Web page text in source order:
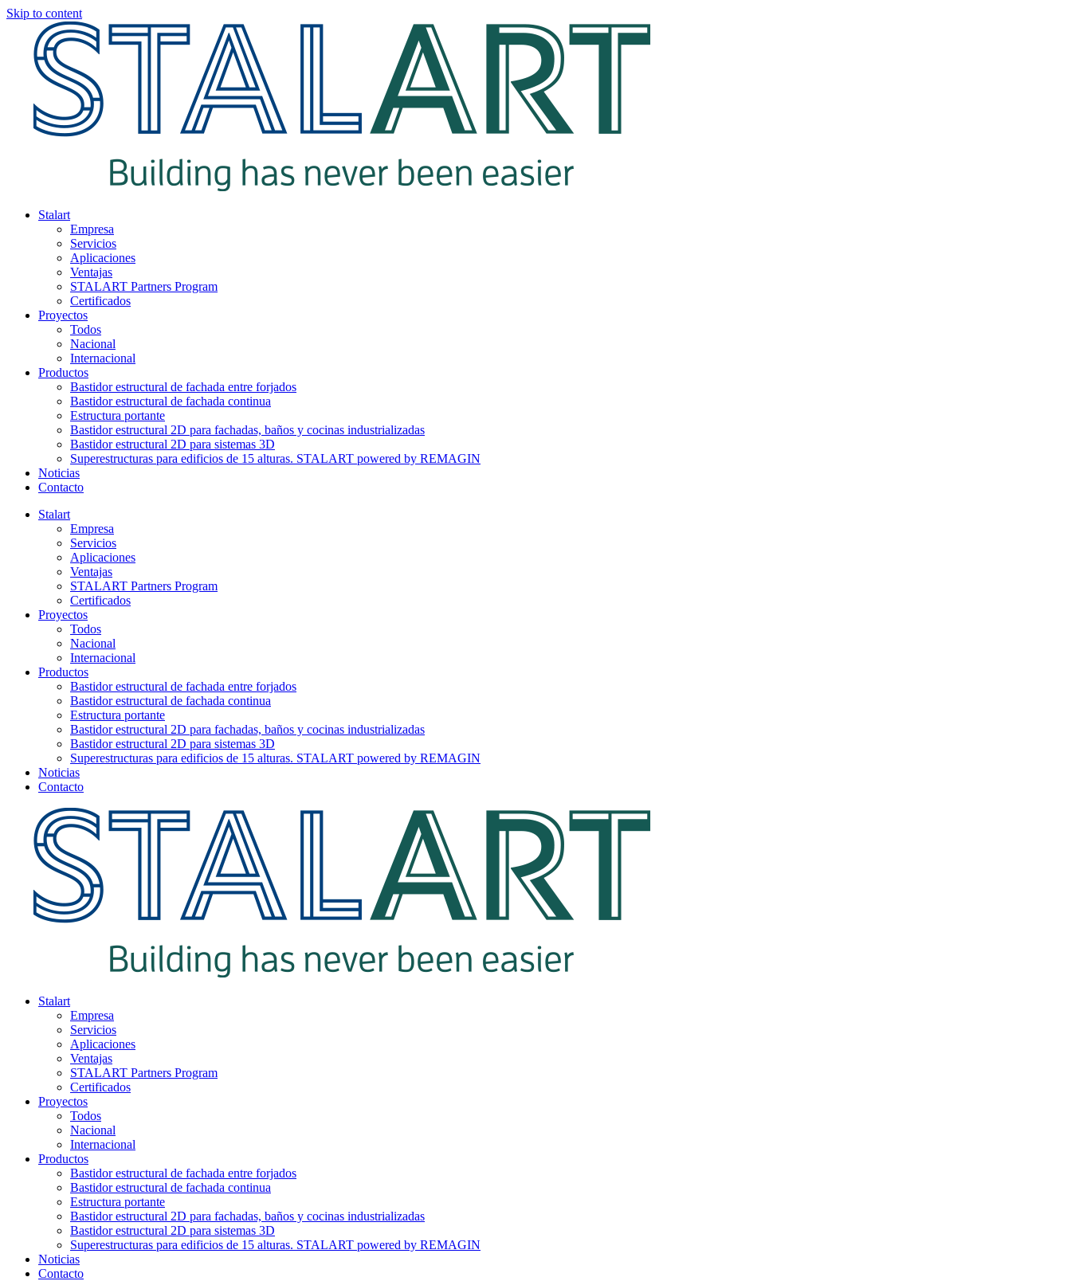
Skip to content
Stalart
Empresa
Servicios
Aplicaciones
Ventajas
STALART Partners Program
Certificados
Proyectos
Todos
Nacional
Internacional
Productos
Bastidor estructural de fachada entre forjados
Bastidor estructural de fachada continua
Estructura portante
Bastidor estructural 2D para fachadas, baños y cocinas industrializadas
Bastidor estructural 2D para sistemas 3D
Superestructuras para edificios de 15 alturas. STALART powered by REMAGIN
Noticias
Contacto
Stalart
Empresa
Servicios
Aplicaciones
Ventajas
STALART Partners Program
Certificados
Proyectos
Todos
Nacional
Internacional
Productos
Bastidor estructural de fachada entre forjados
Bastidor estructural de fachada continua
Estructura portante
Bastidor estructural 2D para fachadas, baños y cocinas industrializadas
Bastidor estructural 2D para sistemas 3D
Superestructuras para edificios de 15 alturas. STALART powered by REMAGIN
Noticias
Contacto
Stalart
Empresa
Servicios
Aplicaciones
Ventajas
STALART Partners Program
Certificados
Proyectos
Todos
Nacional
Internacional
Productos
Bastidor estructural de fachada entre forjados
Bastidor estructural de fachada continua
Estructura portante
Bastidor estructural 2D para fachadas, baños y cocinas industrializadas
Bastidor estructural 2D para sistemas 3D
Superestructuras para edificios de 15 alturas. STALART powered by REMAGIN
Noticias
Contacto